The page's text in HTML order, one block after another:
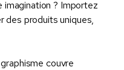
imagination ? Importez
des produits uniques,
couvre